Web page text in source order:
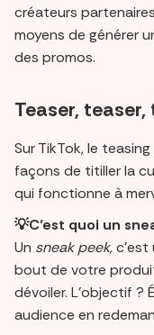
créateurs
moyens de générer
des promos.
Teaser, teaser,
Sur TikTok, le
façons de titiller la
qui fonctionne à
💡C’est quoi un
Un sneak peek,
bout de votre
dévoiler. L’objectif ?
audience en